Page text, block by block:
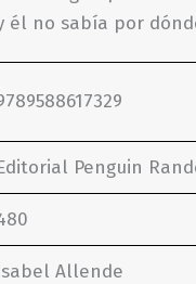
él no sabía por
Penguin
Allende